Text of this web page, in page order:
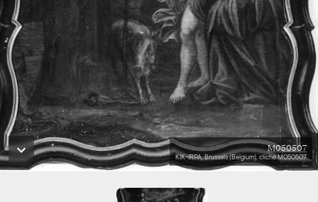
M050507
KIK-IRPA, Brussels (Belgium), cliché M050507